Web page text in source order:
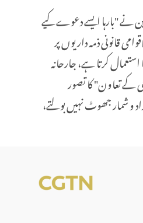
نے "بارہا ایسے دعوے کیے
قانونی ذمہ داریوں پر
کرتا ہے، جارحانہ
کے تعاون" کا تصور
و شمار جھوٹ نہیں بولتے،